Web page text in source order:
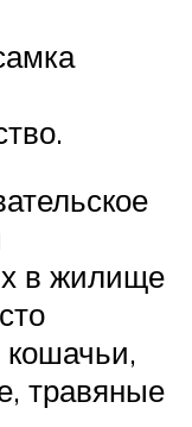
в жилище
кошачьи,
травяные